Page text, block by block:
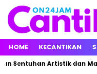
HOME KECANTIKAN
Artistik dan Makna